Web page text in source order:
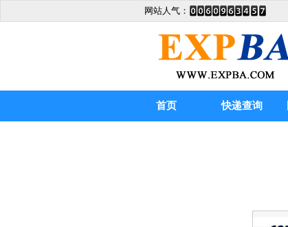
网站人气：
首页 快递查询